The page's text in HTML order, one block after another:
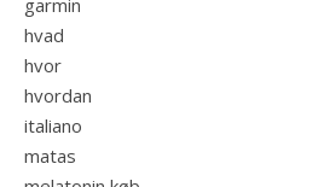
garmin
hvad
hvor
hvordan
italiano
matas